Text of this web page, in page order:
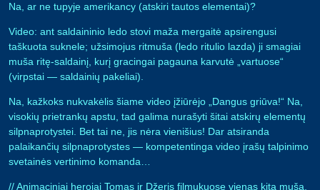
Na, ar ne tupyje amerikancy (atskiri tautos elementai)?
Video: ant saldaininio ledo stovi maža mergaitė apsirengusi
taškuota suknele; užsimojus ritmuša (ledo ritulio lazda) ji smagiai
muša ritę-saldainį, kurį gracingai pagauna karvutė „vartuose“
(virpstai — saldainių pakeliai).
Na, kažkoks nukvakėlis šiame video įžiūrėjo „Dangus griūva!“ Na,
visokių prietrankų apstu, tad galima nurašyti šitai atskirų elementų
silpnaprotystei. Bet tai ne, jis nėra vienišius! Dar atsiranda
palaikančių silpnaprotystes — kompetentinga video įrašų talpinimo
svetainės vertinimo komanda…
// Animaciniai herojai Tomas ir Džeris filmukuose vienas kitą muša,